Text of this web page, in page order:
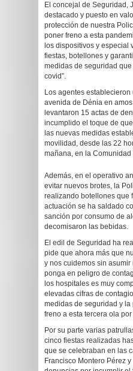
El concejal de Seguridad,
destacado y puesto en
protección de nuestra
poner freno a esta
los dispositivos y especial
fiestas, botellones y
medidas de seguridad
covid”.
Los agentes
avenida de Dénia en
levantaron 15 actas de
incumplido el toque de
las nuevas medidas
movilidad, desde las 22
mañana, en la Comunidad
Además, en el operativo
evitar nuevos brotes, la
realizando botellones que
actuación se ha saldado
sanción por consumo de
decomisaron las bebidas.
El edil de Seguridad ha
pide que ahora más que
y nos cuidemos sin
ponga en peligro de
los hospitales es muy
elevadas cifras de
medidas de seguridad y
freno a esta tercera ola
Por su parte varias
cinco fiestas realizadas
que se celebraban en las
Francisco Montero Pérez